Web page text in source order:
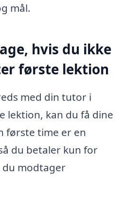
mål.
hvis du ikke
første lektion
med din tutor i
lektion, kan du få dine
første time er en
du betaler kun for
modtager